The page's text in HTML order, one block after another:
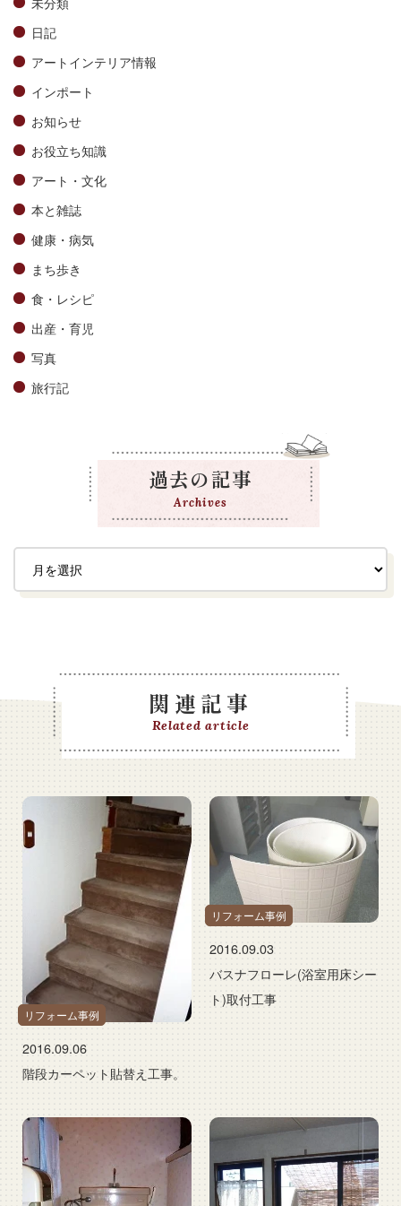
日記
アートインテリア情報
インポート
お知らせ
お役立ち知識
アート・文化
本と雑誌
健康・病気
まち歩き
食・レシピ
出産・育児
写真
旅行記
過去の記事
Archives
関連記事
Related article
リフォーム事例
2016.09.06
階段カーペット貼替え工事。
リフォーム事例
2016.09.03
バスナフローレ(浴室用床シー
ト)取付工事